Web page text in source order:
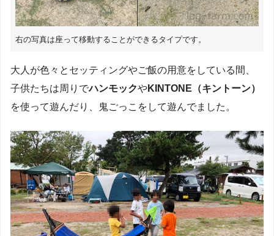
右の写真は座って移動することができるタイプです。
大人が色々とセッティングやご飯の用意をしている間、
子供たちは周りでハンモックやKINTONE（キントーン）
を使って遊んだり、鬼ごっこをして遊んでました。